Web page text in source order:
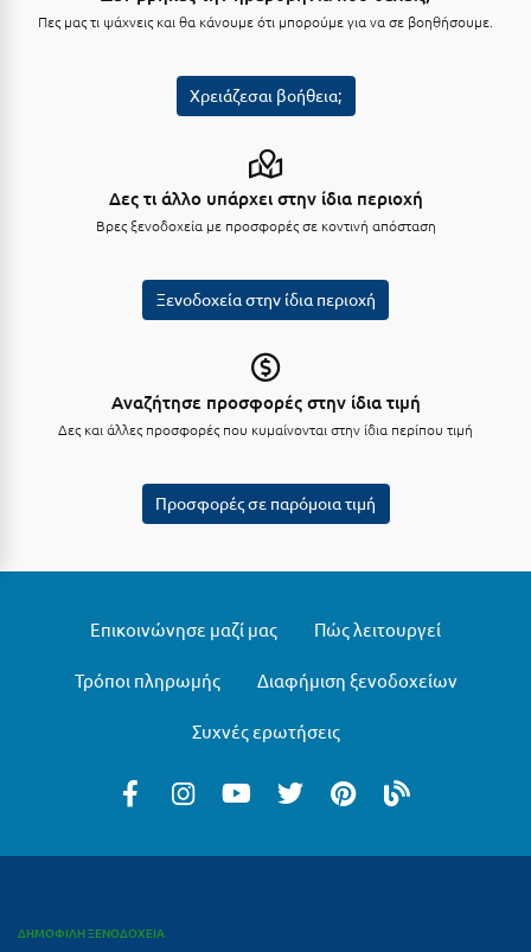
Λακόπετρα Αχαΐας
Πες μας τι ψάχνεις και θα κάνουμε ότι μπορούμε για να σε βοηθήσουμε.
Χρειάζεσαι βοήθεια;
Δες τι άλλο υπάρχει στην ίδια περιοχή
Βρες ξενοδοχεία με προσφορές σε κοντινή απόσταση
Ξενοδοχεία στην ίδια περιοχή
Αναζήτησε προσφορές στην ίδια τιμή
Δες και άλλες προσφορές που κυμαίνονται στην ίδια περίπου τιμή
Προσφορές σε παρόμοια τιμή
Επικοινώνησε μαζί μας Πώς λειτουργεί
Τρόποι πληρωμής Διαφήμιση ξενοδοχείων
Συχνές ερωτήσεις
ΔΗΜΟΦΙΛΗ ΞΕΝΟΔΟΧΕΙΑ